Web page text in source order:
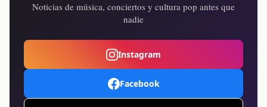
Noticias de música, conciertos y cultura pop antes que
nadie
Instagram
Facebook